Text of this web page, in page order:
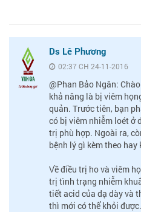
Ds Lê Phương
02:37 CH 24-11-2016
@Phan Bảo Ngân:
khả năng là bị viêm
quản. Trước tiên, bạn
có bị viêm nhiễm loét ở
trị phù hợp. Ngoài ra,
bệnh lý gì kèm theo hay
Về điều trị ho và viêm
trị tình trạng nhiễm
tiết acid của dạ dày và
thì mới có thể khỏi được.